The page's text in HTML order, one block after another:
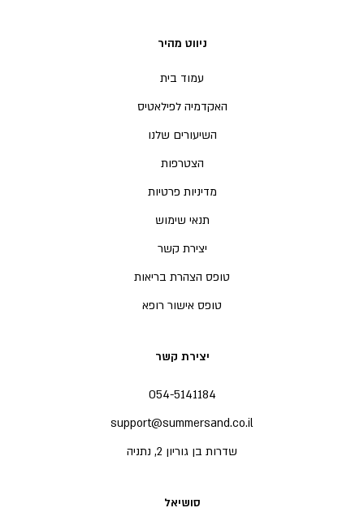
ניווט מהיר
עמוד בית
האקדמיה לפילאטיס
השיעורים שלנו
הצטרפות
מדיניות פרטיות
תנאי שימוש
יצירת קשר
טופס הצהרת בריאות
טופס אישור רופא
יצירת קשר
054-5141184
support@summersand.co.il
שדרות בן גוריון 2, נתניה
סושיאל